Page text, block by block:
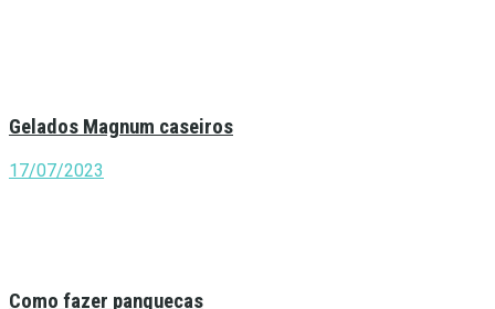
Gelados Magnum caseiros
17/07/2023
Como fazer panquecas